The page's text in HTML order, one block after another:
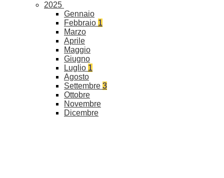
2025
Gennaio
Febbraio 1
Marzo
Aprile
Maggio
Giugno
Luglio 1
Agosto
Settembre 3
Ottobre
Novembre
Dicembre